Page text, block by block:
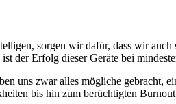
sorgen wir dafür, dass wir
der Erfolg dieser Geräte bei
uns zwar alles mögliche gebracht,
bis hin zum berüchtigten